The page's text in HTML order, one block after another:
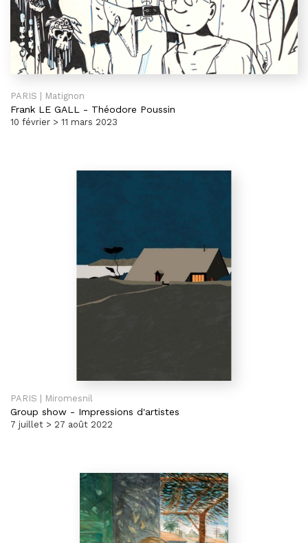
PARIS | Matignon
Frank LE GALL - Théodore Poussin
10 février > 11 mars 2023
PARIS | Miromesnil
Group show - Impressions d'artistes
7 juillet > 27 août 2022